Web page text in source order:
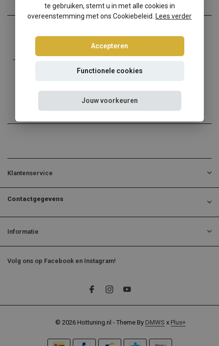
Mercedes CLK W209 windscherm beige
✔️ Gratis verzending ...
€159,00
Klantenservice
Contactgegevens
Informatie
Volg ons op Facebook en Instagram!
© 2026 Hottuning.nl - Theme By DMWS x Plus+
te gebruiken, stemt u in met alle cookies in
overeenstemming met ons Cookiebeleid.
Lees verder
Accepteren
Functionele cookies
Jouw voorkeuren